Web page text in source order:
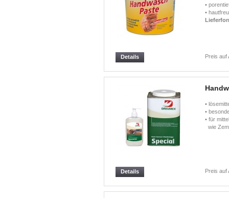
•
•
Preis auf
Details
•
•
• für
wie
Preis auf
Details